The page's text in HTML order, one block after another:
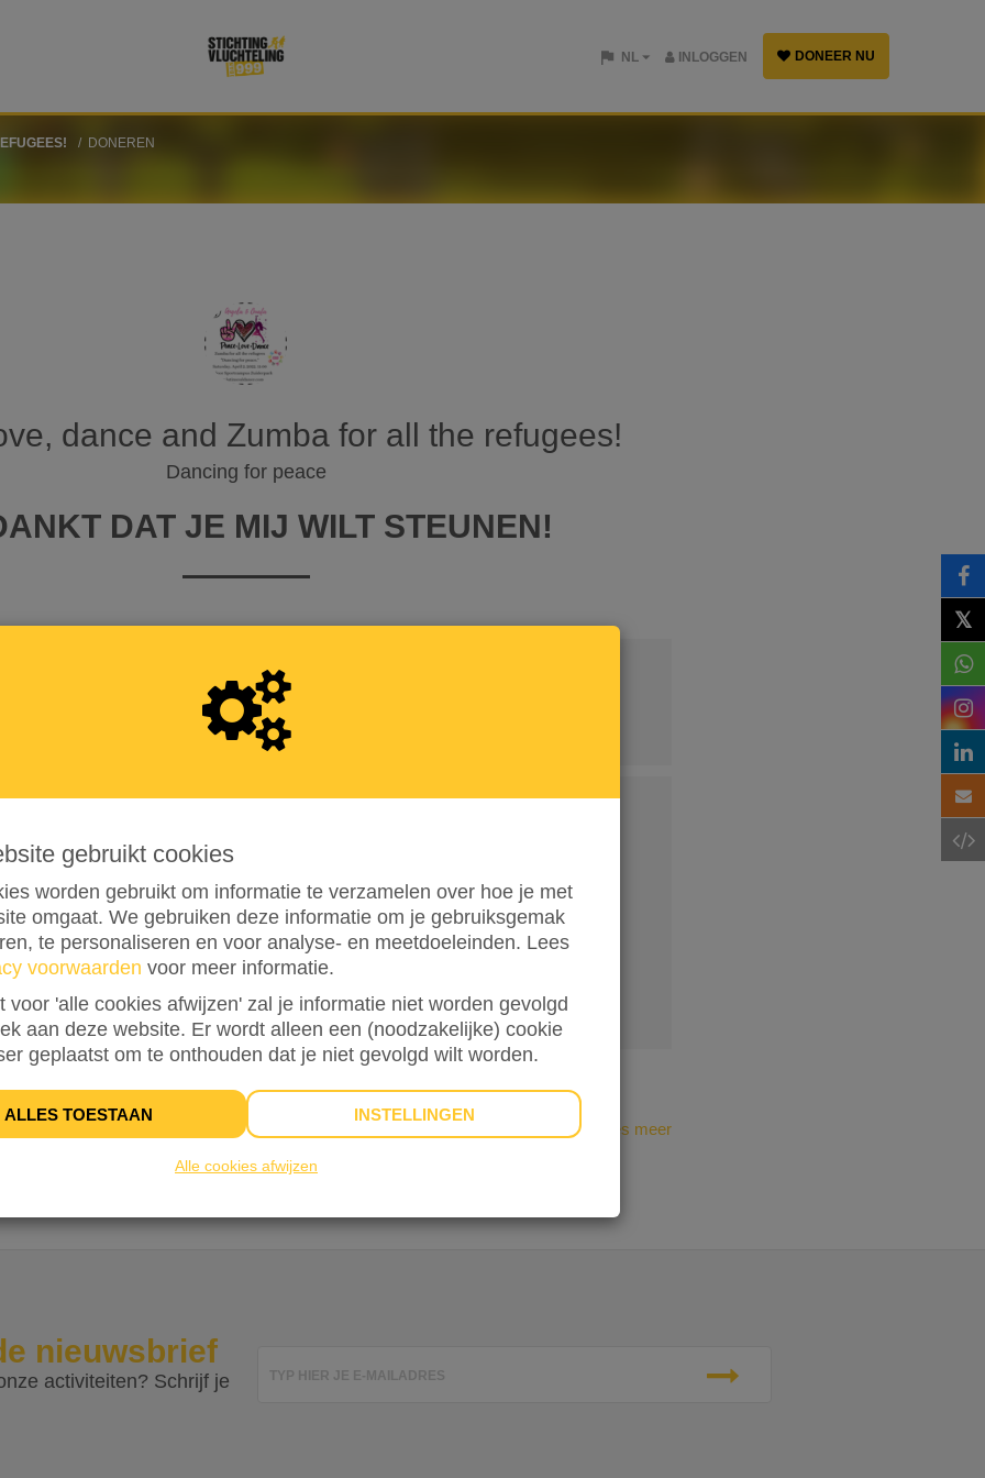
DONEER NU
INLOGGEN
NL
DONEREN
dance and Zumba for all the refugees!
Dancing for peace
DAT JE MIJ WILT STEUNEN!
| Wero
opties
€ 50 € 100 ANDERS
de transactiekosten en betaal € 0,25 extra
aan de transactiekosten
zijn onze Algemene Voorwaarden&Privacyverklaringvan toepassing.
Je privacy is gewaarborgd. Lees meer
nieuwsbrief
activiteiten? Schrijf je
TYP HIER JE E-MAILADRES
𝕏
gebruikt cookies
worden gebruikt om informatie te verzamelen over hoe je met
omgaat. We gebruiken deze informatie om je gebruiksgemak
te personaliseren en voor analyse- en meetdoeleinden. Lees
voorwaarden voor meer informatie.
voor 'alle cookies afwijzen' zal je informatie niet worden gevolgd
aan deze website. Er wordt alleen een (noodzakelijke) cookie
geplaatst om te onthouden dat je niet gevolgd wilt worden.
ALLES TOESTAAN INSTELLINGEN
Alle cookies afwijzen